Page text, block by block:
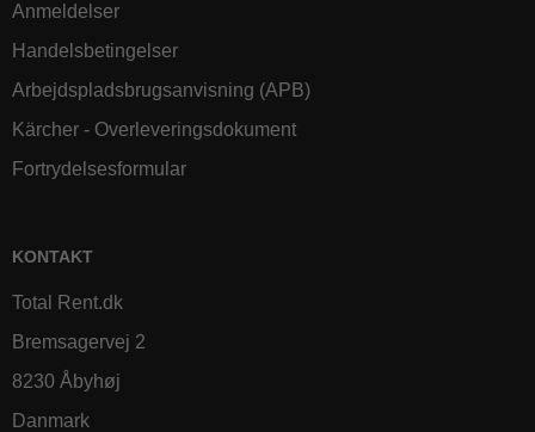
Anmeldelser
Handelsbetingelser
Arbejdspladsbrugsanvisning (APB)
Kärcher - Overleveringsdokument
Fortrydelsesformular
KONTAKT
Total Rent.dk
Bremsagervej 2
8230 Åbyhøj
Danmark